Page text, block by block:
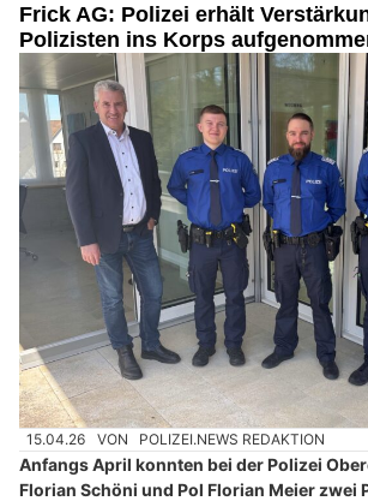
Frick AG: Polizei erhält
Polizisten ins Korps
15.04.26 VON POLIZEI.NEWS REDAKTION
Anfangs April konnten bei der Polizei
Florian Schöni und Pol Florian Meier zwei